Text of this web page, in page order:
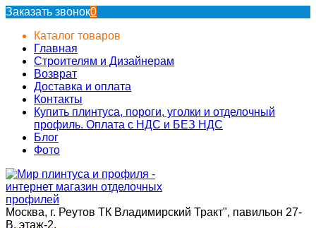
Заказать звонок0
Каталог товаров
Главная
Строителям и Дизайнерам
Возврат
Доставка и оплата
Контакты
Купить плинтуса, пороги, уголки и отделочный
профиль. Оплата с НДС и БЕЗ НДС
Блог
Фото
Москва, г. Реутов ТК Владимирский Тракт", павильон 27-
В, этаж-2.